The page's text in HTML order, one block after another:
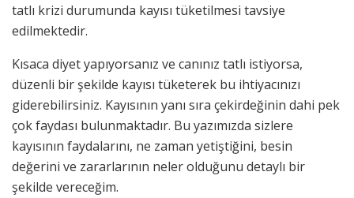
tatlı krizi durumunda kayısı tüketilmesi tavsiye
edilmektedir.
Kısaca diyet yapıyorsanız ve canınız tatlı istiyorsa,
düzenli bir şekilde kayısı tüketerek bu ihtiyacınızı
giderebilirsiniz. Kayısının yanı sıra çekirdeğinin dahi pek
çok faydası bulunmaktadır. Bu yazımızda sizlere
kayısının faydalarını, ne zaman yetiştiğini, besin
değerini ve zararlarının neler olduğunu detaylı bir
şekilde vereceğim.